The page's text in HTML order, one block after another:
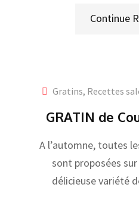
Continue
Gratins, Recettes
GRATIN de
A l’automne, toutes
sont proposées
délicieuse variété